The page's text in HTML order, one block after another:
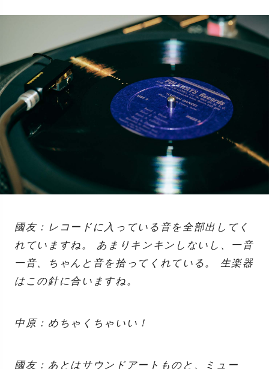
國友：レコードに入っている音を全部出してく
れていますね。 あまりキンキンしないし、一音
一音、ちゃんと音を拾ってくれている。 生楽器
はこの針に合いますね。
中原：めちゃくちゃいい！
國友：あとはサウンドアートものと、ミュー